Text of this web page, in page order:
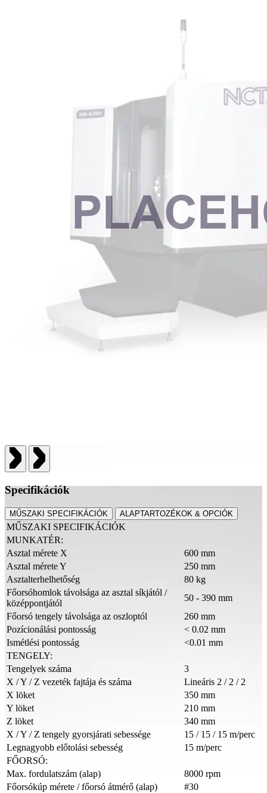
Specifikációk
MŰSZAKI SPECIFIKÁCIÓK ALAPTARTOZÉKOK & OPCIÓK
MŰSZAKI SPECIFIKÁCIÓK
MUNKATÉR:
Asztal mérete X
600 mm
Asztal mérete Y
250 mm
Asztalterhelhetőség
80 kg
Főorsóhomlok távolsága az asztal síkjától /
középpontjától
50 - 390 mm
Főorsó tengely távolsága az oszloptól
260 mm
Pozícionálási pontosság
< 0.02 mm
Ismétlési pontosság
<0.01 mm
TENGELY:
Tengelyek száma
3
X / Y / Z vezeték fajtája és száma
Lineáris 2 / 2 / 2
X löket
350 mm
Y löket
210 mm
Z löket
340 mm
X / Y / Z tengely gyorsjárati sebessége
15 / 15 / 15 m/perc
Legnagyobb előtolási sebesség
15 m/perc
FŐORSÓ:
Max. fordulatszám (alap)
8000 rpm
Főorsókúp mérete / főorsó átmérő (alap)
#30